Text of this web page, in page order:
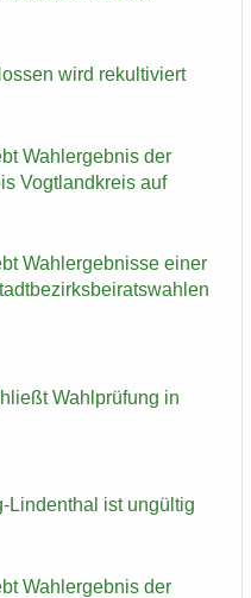
wird re­kul­ti­viert
Wahl­er­geb­nis der
Vogt­land­kreis auf
Wahl­er­geb­nis­se einer
Wahl­prü­fung in
​Lindenthal ist un­gül­tig
Wahl­er­geb­nis der